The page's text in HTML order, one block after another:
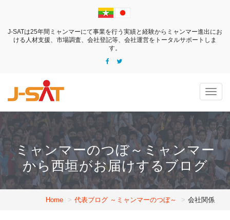
J-SATは25年間ミャンマーにて事業を行う実績と経験からミャンマー進出にお
ける 人材支援、市場調査、会社登記等、会社運営をトータルサポートしま
す。
ミャンマーのつぼ～ミャンマー
から西垣がお届けするブログ
Home 代表ブログ ～ミャンマーのつぼ～ 会社関係